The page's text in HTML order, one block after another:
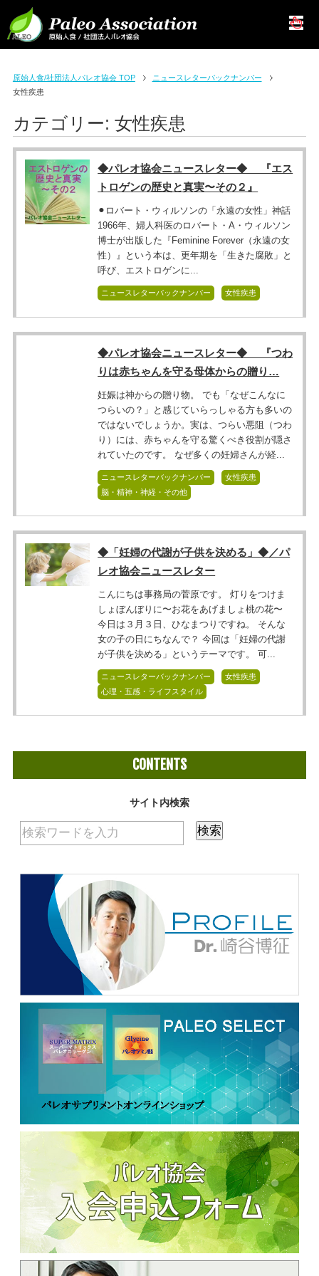
原始人食/社団法人パレオ協会 TOP
ニュースレターバックナンバー
女性疾患
カテゴリー: 女性疾患
◆パレオ協会ニュースレター◆ 『エス
トロゲンの歴史と真実〜その２』
⚫︎ロバート・ウィルソンの「永遠の女性」神話
1966年、婦人科医のロバート・A・ウィルソン
博士が出版した『Feminine Forever（永遠の女
性）』という本は、更年期を「生きた腐敗」と
呼び、エストロゲンに...
ニュースレターバックナンバー 女性疾患
◆パレオ協会ニュースレター◆ 『つわ
りは赤ちゃんを守る母体からの贈り…
妊娠は神からの贈り物。 でも「なぜこんなに
つらいの？」と感じていらっしゃる方も多いの
ではないでしょうか。実は、つらい悪阻（つわ
り）には、赤ちゃんを守る驚くべき役割が隠さ
れていたのです。 なぜ多くの妊婦さんが経...
ニュースレターバックナンバー
女性疾患
脳・精神・神経・その他
◆「妊婦の代謝が子供を決める」◆／パ
レオ協会ニュースレター
こんにちは事務局の菅原です。 灯りをつけま
しょぼんぼりに〜お花をあげましょ桃の花〜
今日は３月３日、ひなまつりですね。 そんな
女の子の日にちなんで？ 今回は「妊婦の代謝
が子供を決める」というテーマです。 可...
ニュースレターバックナンバー
女性疾患
心理・五感・ライフスタイル
CONTENTS
サイト内検索